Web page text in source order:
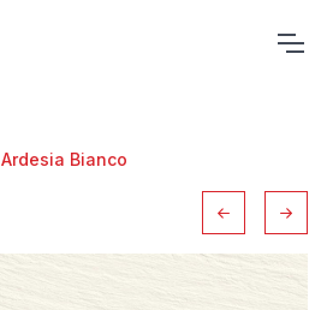
Ardesia Bianco